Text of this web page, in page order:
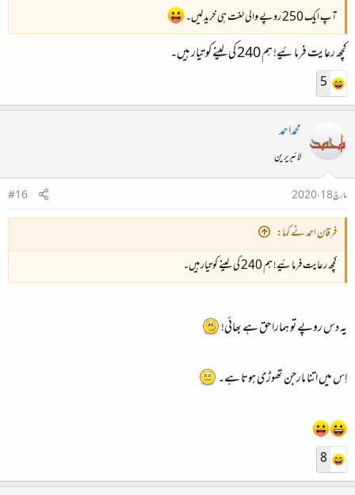
آپ ایک 250 روپے والی لغت ہی خرید لیں۔
کچھ رعایت فرمائیے! ہم 240 کی لینے کو تیار ہیں۔
5
محمداحمد
لائبریرین
مارچ 18، 2020
#16
فرقان احمد نے کہا:
کچھ رعایت فرمائیے! ہم 240 کی لینے کو تیار ہیں۔
یہ دس روپے تو ہمارا حق ہے بھائی!
اِس میں اتنا مارجن تھوڑی ہوتا ہے۔
8